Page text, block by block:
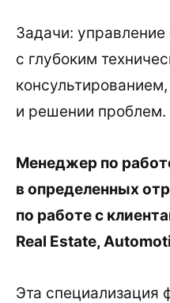
Задачи:
с глубоким
и решении проблем.
Менеджер по
в определенных
по работе с
Real Estate,
Эта специализация